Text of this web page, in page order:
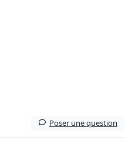
Poser une question